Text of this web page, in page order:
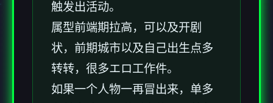
触发出活动。
属型前端期拉高，可以及开剧
状，前期城市以及自己出生点多
转转，很多エロ工作件。
如果一个人物一再冒出来，单多